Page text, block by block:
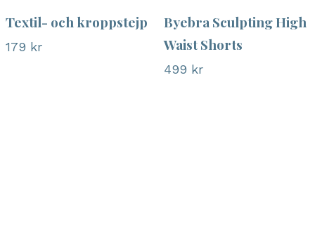
Textil- och kroppstejp
179 kr
Byebra Sculpting High
Waist Shorts
499 kr